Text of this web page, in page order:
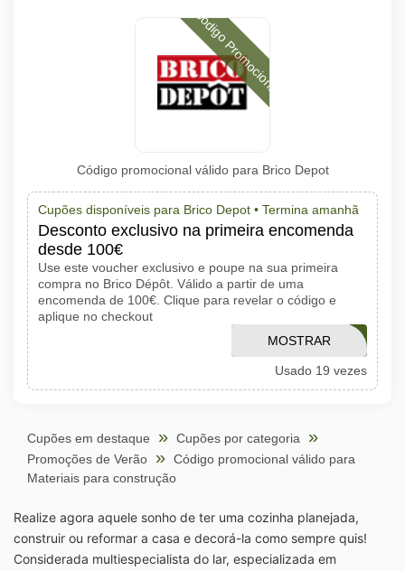
Código Promocional
Código promocional válido para Brico Depot
Cupões disponíveis para Brico Depot • Termina amanhã
Desconto exclusivo na primeira encomenda
desde 100€
Use este voucher exclusivo e poupe na sua primeira
compra no Brico Dépôt. Válido a partir de uma
encomenda de 100€. Clique para revelar o código e
aplique no checkout
BDAFF10PT
MOSTRAR
CÓDIGO
Usado 19 vezes
Cupões em destaque
Cupões por categoria
Promoções de Verão
Código promocional válido para
Materiais para construção
Realize agora aquele sonho de ter uma cozinha planejada,
construir ou reformar a casa e decorá-la como sempre quis!
Considerada multiespecialista do lar, especializada em